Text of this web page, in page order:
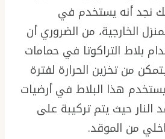
نجد أنه يستخدم في
الخارجية، من الضروري أن
بلاط التراكوتا في حمامات
من تخزين الحرارة لفترة
هذا البلاط في أرضيات
النار حيث يتم تركيبة على
من الموقد.